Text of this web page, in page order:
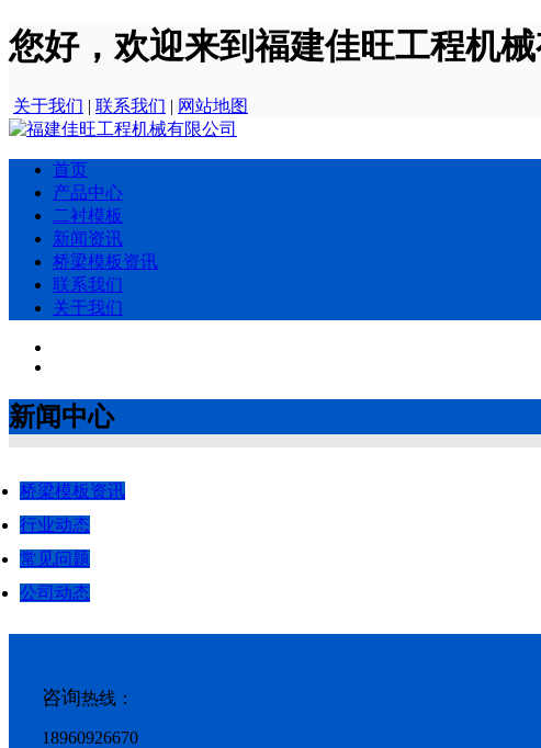
您好，欢迎来到福建佳旺工程机械
关于我们 | 联系我们 | 网站地图
首页
产品中心
二衬模板
新闻资讯
桥梁模板资讯
联系我们
关于我们
新闻中心
桥梁模板资讯
行业动态
常见问题
公司动态
咨询热线：
18960926670